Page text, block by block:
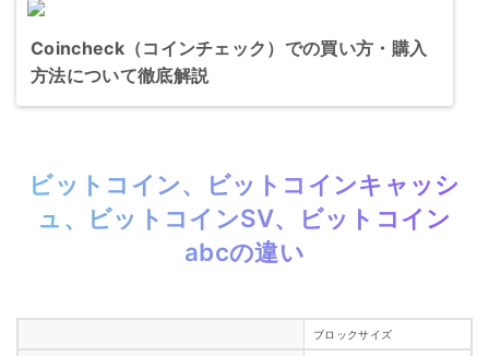
Coincheck（コインチェック）での買い方・購入
方法について徹底解説
ビットコイン、ビットコインキャッシ
ュ、ビットコインSV、ビットコイン
abcの違い
ブロックサイズ